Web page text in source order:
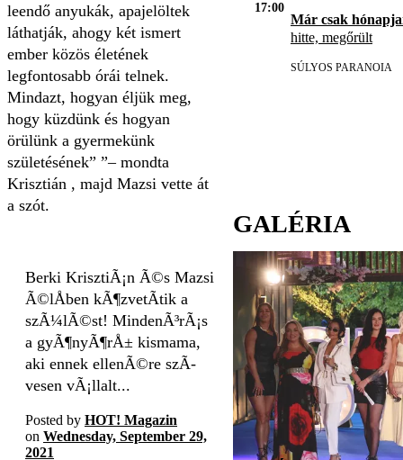
leendő anyukák, apajelöltek
láthatják, ahogy két ismert
ember közös életének
legfontosabb órái telnek.
Mindazt, hogyan éljük meg,
hogy küzdünk és hogyan
örülünk a gyermekünk
születésének”
– mondta
Krisztián , majd Mazsi vette át
a szót.
Berki KrisztiÃ¡n Ã©s Mazsi
Ã©lÅben kÃ¶zvetÃ­tik a
szÃ¼lÃ©st! MindenÃ³rÃ¡s
a gyÃ¶nyÃ¶rÅ± kismama,
aki ennek ellenÃ©re szÃ­
vesen vÃ¡llalt...
Posted by HOT! Magazin
on Wednesday, September 29,
2021
17:00
Már csak
hitte, megőrült
SÚLYOS PARANOIA
GALÉRIA